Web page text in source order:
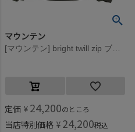
マウンテン
[マウンテン] bright twill zip ブルゾン オリーブドラブ
定価 ¥ 24,200のところ
当店特別価格 ¥ 24,200税込